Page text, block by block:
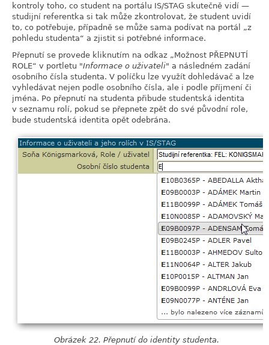
kontroly toho, co student na portálu IS/STAG skutečně vidí —
studijní referentka si tak může zkontrolovat, že student uvidí
to, co potřebuje, případně se může sama podívat na portál „z
pohledu studenta“ a zjistit si potřebné informace.
Přepnutí se provede kliknutím na odkaz „Možnost PŘEPNUTÍ
ROLE“ v portletu Informace o uživateli
a následném zadání
osobního čísla studenta. V políčku lze využít dohledávač a lze
vyhledávat nejen podle osobního čísla, ale i podle příjmení či
jména. Po přepnutí na studenta přibude studentská identita
v seznamu rolí, pokud se přepnete zpět do své původní role,
bude studentská identita opět odebrána.
Obrázek 22. Přepnutí do identity studenta.